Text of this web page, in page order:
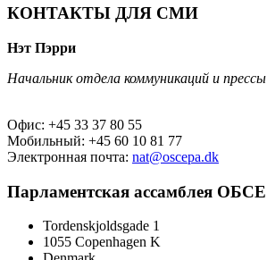
КОНТАКТЫ ДЛЯ СМИ
Нэт Пэрри
Начальник отдела коммуникаций и прессы
Офис: +45 33 37 80 55
Мобильный: +45 60 10 81 77
Электронная почта: nat@oscepa.dk
Парламентская ассамблея ОБСЕ
Tordenskjoldsgade 1
1055 Copenhagen K